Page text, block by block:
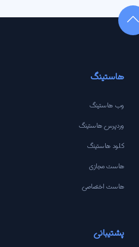
هاستینگ
وب هاستینگ
وردپرس هاستینگ
کلود هاستینگ
هاست مجازی
هاست اختصاصی
پشتیبانی